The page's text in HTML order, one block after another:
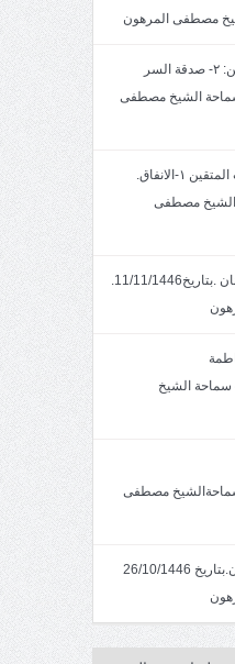
خطبة الجمعة: سمات المتقين: ٢- صدقة السر
بتاريخ29/1/1446.سماحة الشيخ مصطفى
خطبة الجمعة بعنوان: سمات المتقين ١-الانفاق.
سماحة الشيخ مصطفى
خطبة الجمعة: ميلاد باب الجنان .بتاريخ11/11/1446.
المعصومه.بتاريخ4/11/1446 سماحة الشيخ
10/1446 سماحةالشيخ مصطفى
خطبة الجمعة٢- أمران مهمان.بتاريخ 26/10/1446